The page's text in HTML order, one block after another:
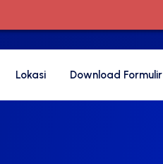
Lokasi Download Formulir